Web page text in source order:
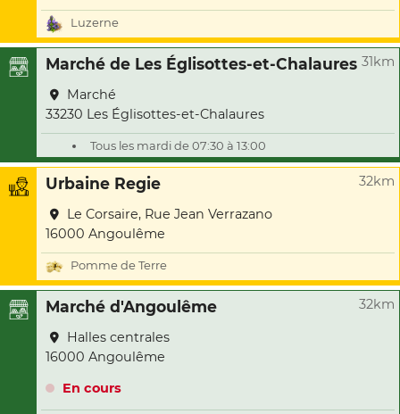
Luzerne
Marché de Les Églisottes-et-Chalaures 31km
Marché
33230 Les Églisottes-et-Chalaures
Tous les mardi de 07:30 à 13:00
Urbaine Regie 32km
Le Corsaire, Rue Jean Verrazano
16000 Angoulême
Pomme de Terre
Marché d'Angoulême 32km
Halles centrales
16000 Angoulême
En cours